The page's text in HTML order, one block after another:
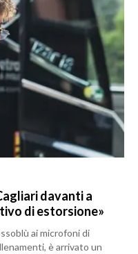
davanti a
di estorsione»
ai microfoni di
è arrivato un